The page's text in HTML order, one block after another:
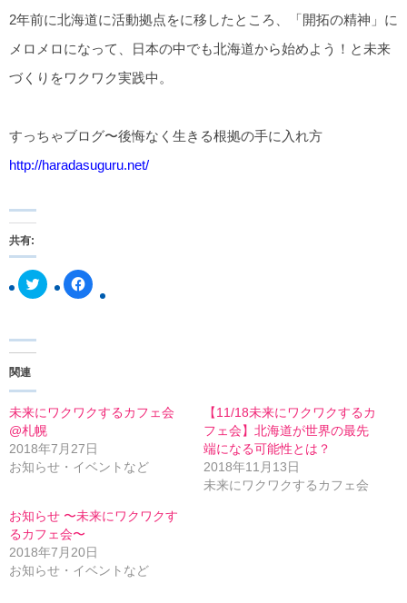
2年前に北海道に活動拠点をに移したところ、「開拓の精神」に
メロメロになって、日本の中でも北海道から始めよう！と未来
づくりをワクワク実践中。
すっちゃブログ〜後悔なく生きる根拠の手に入れ方
http://haradasuguru.net/
共有:
ク
リ
e
r
で
共
有
(
ウ
ィ
ン
ド
ウ
で
F
a
す
る
は
ク
リ
し
て
さ
い
(
関連
未来にワクワクするカフェ会
@札幌
2018年7月27日
お知らせ・イベントなど
【11/18未来にワクワクするカ
フェ会】北海道が世界の最先
端になる可能性とは？
2018年11月13日
未来にワクワクするカフェ会
お知らせ 〜未来にワクワクす
るカフェ会〜
2018年7月20日
お知らせ・イベントなど